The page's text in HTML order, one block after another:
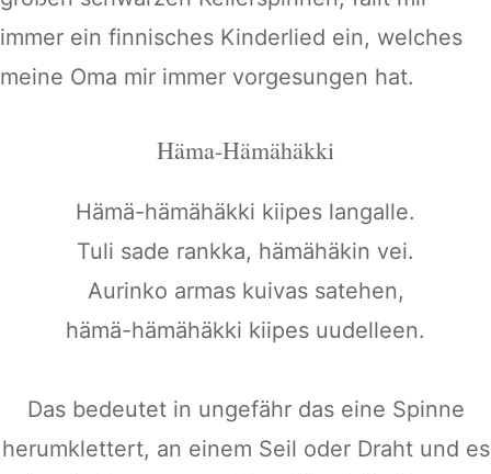
immer ein finnisches Kinderlied ein, welches
meine Oma mir immer vorgesungen hat.
Häma-Hämähäkki
Hämä-hämähäkki kiipes langalle.
Tuli sade rankka, hämähäkin vei.
Aurinko armas kuivas satehen,
hämä-hämähäkki kiipes uudelleen.
Das bedeutet in ungefähr das eine Spinne
herumklettert, an einem Seil oder Draht und es